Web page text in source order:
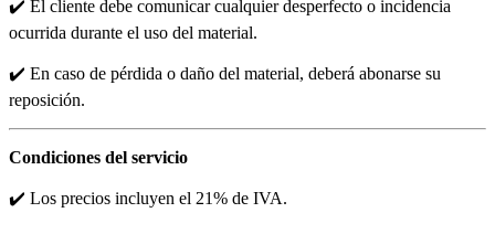
✔️ El cliente debe comunicar cualquier desperfecto o incidencia
ocurrida durante el uso del material.
✔️ En caso de pérdida o daño del material, deberá abonarse su
reposición.
Condiciones del servicio
✔️ Los precios incluyen el 21% de IVA.